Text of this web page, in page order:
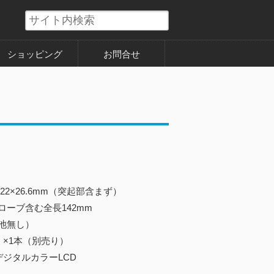
ショッピング お問合せ
（突起部含まず）
全長142mm
無し）
本（別売り）
タルカラーLCD